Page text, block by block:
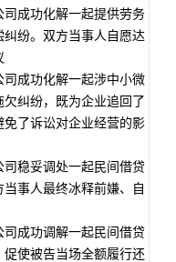
司成功化解一起提供劳务
纠纷。双方当事人自愿达
司成功化解一起涉中小微
欠纠纷，既为企业追回了
免了诉讼对企业经营的影
司稳妥调处一起民间借贷
当事人最终冰释前嫌、自
司成功调解一起民间借贷
促使被告当场全额履行还